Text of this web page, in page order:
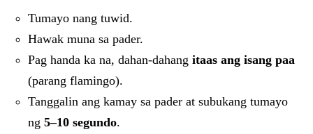
Tumayo nang tuwid.
Hawak muna sa pader.
Pag handa ka na, dahan-dahang itaas ang isang paa
(parang flamingo).
Tanggalin ang kamay sa pader at subukang tumayo
ng 5–10 segundo.